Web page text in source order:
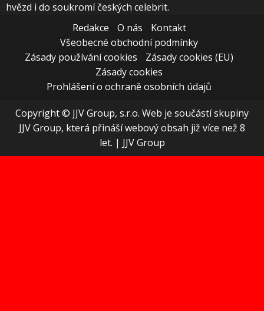
hvězd i do soukromí českých celebrit.
Redakce
O nás
Kontakt
Všeobecné obchodní podmínky
Zásady používání cookies
Zásady cookies (EU)
Zásady cookies
Prohlášení o ochraně osobních údajů
Copyright © JJV Group, s.r.o. Web je součástí skupiny
JJV Group, která přináší webový obsah již více než 8
let. | JJV Group